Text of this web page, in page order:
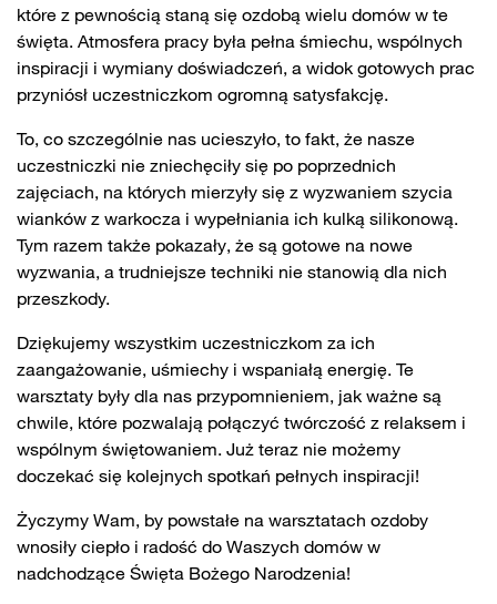
które z pewnością staną się ozdobą wielu domów w te
święta. Atmosfera pracy była pełna śmiechu, wspólnych
inspiracji i wymiany doświadczeń, a widok gotowych prac
przyniósł uczestniczkom ogromną satysfakcję.
To, co szczególnie nas ucieszyło, to fakt, że nasze
uczestniczki nie zniechęciły się po poprzednich
zajęciach, na których mierzyły się z wyzwaniem szycia
wianków z warkocza i wypełniania ich kulką silikonową.
Tym razem także pokazały, że są gotowe na nowe
wyzwania, a trudniejsze techniki nie stanowią dla nich
przeszkody.
Dziękujemy wszystkim uczestniczkom za ich
zaangażowanie, uśmiechy i wspaniałą energię. Te
warsztaty były dla nas przypomnieniem, jak ważne są
chwile, które pozwalają połączyć twórczość z relaksem i
wspólnym świętowaniem. Już teraz nie możemy
doczekać się kolejnych spotkań pełnych inspiracji!
Życzymy Wam, by powstałe na warsztatach ozdoby
wnosiły ciepło i radość do Waszych domów w
nadchodzące Święta Bożego Narodzenia!